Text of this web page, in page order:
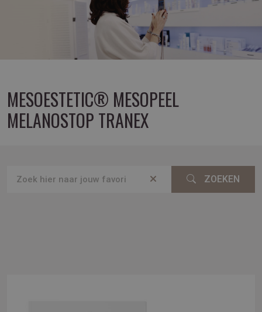
MESOESTETIC® MESOPEEL
MELANOSTOP TRANEX
ZOEKEN